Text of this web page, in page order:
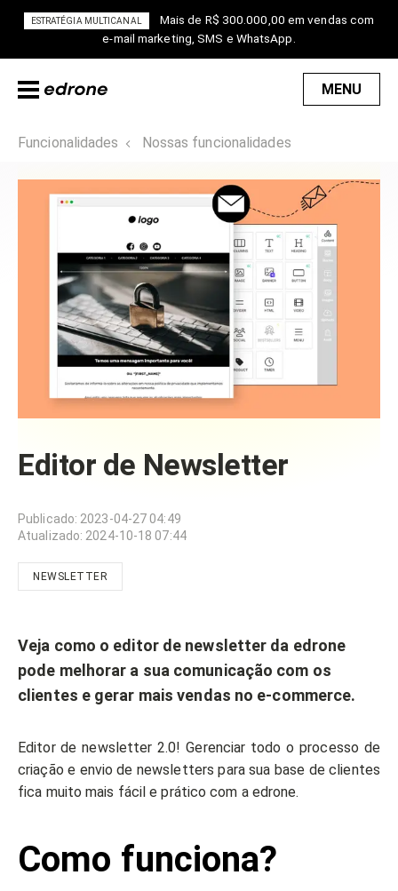
ESTRATÉGIA MULTICANAL
Mais de R$ 300.000,00 em vendas com
e-mail marketing, SMS e WhatsApp.
MENU
Funcionalidades Nossas funcionalidades
Editor de Newsletter
Publicado: 2023-04-27 04:49
Atualizado: 2024-10-18 07:44
NEWSLETTER
Veja como o editor de newsletter da edrone
pode melhorar a sua comunicação com os
clientes e gerar mais vendas no e-commerce.
Editor de newsletter 2.0! Gerenciar todo o processo de
criação e envio de newsletters para sua base de clientes
fica muito mais fácil e prático com a edrone.
Como funciona?